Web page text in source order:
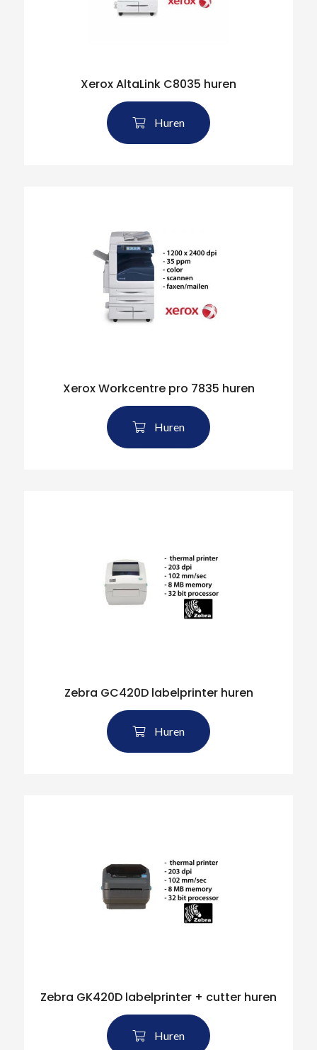
Xerox AltaLink C8035 huren
Huren
Xerox Workcentre pro 7835 huren
Huren
Zebra GC420D labelprinter huren
Huren
Zebra GK420D labelprinter + cutter huren
Huren
Zoeken naar producten